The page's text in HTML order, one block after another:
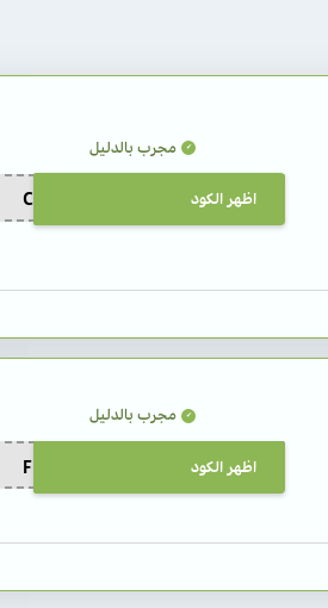
مجرب بالدليل
C64 اظهر الكود
مجرب بالدليل
FRAN5 اظهر الكود